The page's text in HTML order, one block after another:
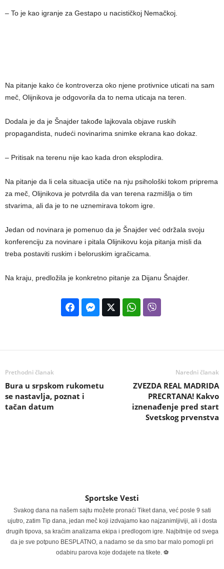
– To je kao igranje za Gestapo u nacističkoj Nemačkoj.
Na pitanje kako će kontroverza oko njene protivnice uticati na sam
meč, Olijnikova je odgovorila da to nema uticaja na teren.
Dodala je da je Šnajder takođe lajkovala objave ruskih
propagandista, nudeći novinarima snimke ekrana kao dokaz.
– Pritisak na terenu nije kao kada dron eksplodira.
Na pitanje da li cela situacija utiče na nju psihološki tokom priprema
za meč, Olijnikova je potvrdila da van terena razmišlja o tim
stvarima, ali da je to ne uznemirava tokom igre.
Jedan od novinara je pomenuo da je Šnajder već održala svoju
konferenciju za novinare i pitala Olijnikovu koja pitanja misli da
treba postaviti ruskim i beloruskim igračicama.
Na kraju, predložila je konkretno pitanje za Dijanu Šnajder.
Prethodni članak
Bura u srpskom rukometu
se nastavlja, poznat i
tačan datum
Naredni članak
ZVEZDA REAL MADRIDA
PRECRTANA! Kakvo
iznenađenje pred start
Svetskog prvenstva
Sportske Vesti
Svakog dana na našem sajtu možete pronaći Tiket dana, već posle 9 sati
ujutro, zatim Tip dana, jedan meč koji izdvajamo kao najzanimljiviji, ali i dosta
drugih tipova, sa kraćim analizama ekipa i predlogom igre. Najbitnije od svega
da je sve potpuno BESPLATNO, a nadamo se da smo bar malo pomogli pri
odabiru parova koje dodajete na tikete. ⚽